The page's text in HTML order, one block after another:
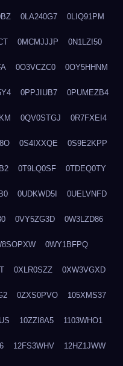
0LA240G7 0LIQ91PM
0MCMJJJP 0N1LZI50
0O3VCZC0 0OY5HHNM
0PPJIUB7 0PUMEZB4
0QV0STGJ 0R7FXEI4
0S4IXXQE 0S9E2KPP
0T9LQ0SF 0TDEQ0TY
0UDKWD5I 0UELVNFD
0VY5ZG3D 0W3LZD86
0WY1BFPQ
0XLR0SZZ 0XW3VGXD
0ZXS0PVO 105XMS37
10ZZI8A5 1103WHO1
12FS3WHV 12HZ1JWW